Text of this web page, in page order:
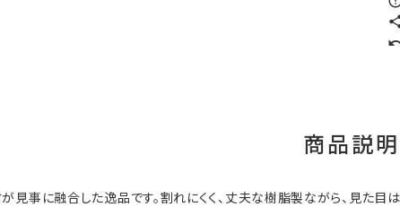
商品説明
見事に融合した逸品です。割れにくく、丈夫な樹脂製ながら、見た